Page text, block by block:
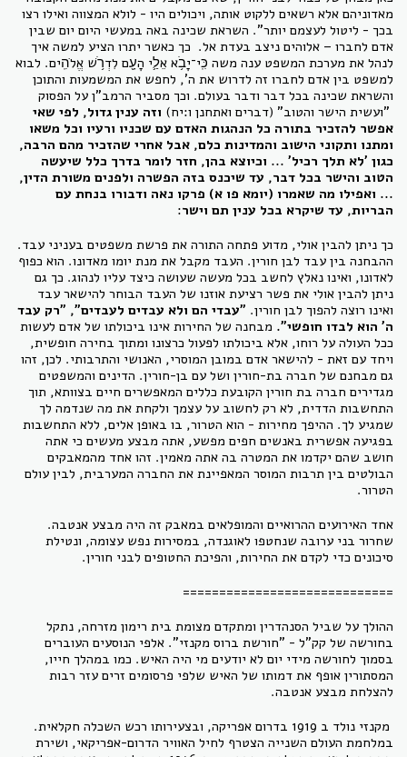
מאדוניהם אלא רשאים ללקוט אותה, ויכולים היו - לולא המצווה ואילו רצו
בכך - ליטול לעצמם יותר". השראת שכינה באה במעשי היום יום שבין
אדם לחברו – אלוהים ניצב בעדת אל. כך כאשר יתרו הציע למשה איך
לנהל את מערכת המשפט ענה משה כִּֽי־יָבֹ֥א אֵלַ֛י הָעָ֖ם לִדְרֹ֥שׁ אֱלֹהִֽים. לבוא
למשפט בין אדם לחברו זה לדרוש את ה', לחפש את המשמעות והתוכן
והשראת שכינה בכל דבר ודבר בעולם. וכך מסביר הרמב"ן על הפסוק
"ועשית הישר והטוב" (דברים ואתחנן ו:יח) וזה ענין גדול, לפי שאי
אפשר להזכיר בתורה כל הנהגות האדם עם שכניו ורעיו וכל משאו
ומתנו ותקוני הישוב והמדינות כלם, אבל אחרי שהזכיר מהם הרבה,
כגון 'לא תלך רכיל' ... וכיוצא בהן, חזר לומר בדרך כלל שיעשה
הטוב והישר בכל דבר, עד שיכנס בזה הפשרה ולפנים משורת הדין,
... ואפילו מה שאמרו (יומא פו א) פרקו נאה ודבורו בנחת עם
הבריות, עד שיקרא בכל ענין תם וישר:
כך ניתן להבין אולי, מדוע פתחה התורה את פרשת משפטים בעניני עבד.
ההבחנה בין עבד לבן חורין. העבד מקבל את מנת יומו מאדונו. הוא כפוף
לאדונו, ואינו נאלץ לחשב בכל מעשה שעושה כיצד עליו לנהוג. כך גם
ניתן להבין אולי את פשר רציעת אוזנו של העבד הבוחר להישאר עבד
ואינו רוצה להפוך לבן חורין. "עבדי הם ולא עבדים לעבדים", "רק עבד
ה' הוא לבדו חופשי". מבחנה של החירות אינו ביכולתו של אדם לעשות
ככל העולה על רוחו, אלא ביכולתו לפעול כרצונו ומתוך בחירה חופשית,
ויחד עם זאת - להישאר אדם במובן המוסרי, האנושי והתרבותי. לכן, זהו
גם מבחנם של חברה בת-חורין ושל עם בן-חורין. הדינים והמשפטים
מגדירים חברה בת חורין הקובעת כללים המאפשרים חיים בצוותא, תוך
התחשבות הדדית, לא רק לחשוב על עצמך ולקחת את מה שנדמה לך
שמגיע לך. ההיפך מחירות - הוא הטרור, בו באופן אלים, ללא התחשבות
בפגיעה אפשרית באנשים חפים מפשע, אתה מבצע מעשים כי אתה
חושב שהם יקדמו את המטרה בה אתה מאמין. זהו אחד מהמאבקים
הבולטים בין תרבות המוסר המאפיינת את החברה המערבית, לבין עולם
הטרור.
אחד האירועים ההרואיים והמופלאים במאבק זה היה מבצע אנטבה.
שחרור בני ערובה שנחטפו לאוגנדה, במסירות נפש עצומה, ונטילת
סיכונים כדי לקדם את החירות, והפיכת החטופים לבני חורין.
=============================
ההולך על שביל הסנהדרין ומתקדם מצומת בית רימון מזרחה, נתקל
בחורשה של קק"ל - "חורשת ברוס מקנזי". אלפי הנוסעים העוברים
בסמוך לחורשה מידי יום לא יודעים מי היה האיש. כמו במהלך חייו,
המסתורין אופף את דמותו של האיש שלפי פרסומים זרים עזר רבות
להצלחת מבצע אנטבה.
מקנזי נולד ב 1919 בדרום אפריקה, ובצעירותו רכש השכלה חקלאית.
במלחמת העולם השנייה הצטרף לחיל האוויר הדרום-אפריקאי, ושירת